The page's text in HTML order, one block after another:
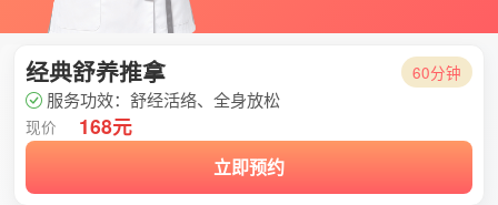
经典舒养推拿 60分钟
服务功效：舒经活络、全身放松
现价 168元
立即预约